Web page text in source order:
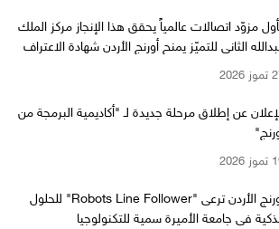
مزوّد اتصالات عالمياً يحقق هذا الإنجاز مركز الملك
الثاني للتميّز يمنح أورنج الأردن شهادة الاعتراف
عن إطلاق مرحلة جديدة لـ "أكاديمية البرمجة من
أورنج الأردن ترعى "Robots Line Follower" للحلول
في جامعة الأميرة سمية للتكنولوجيا